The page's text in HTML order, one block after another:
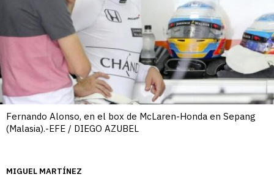
Fernando Alonso, en el box de McLaren-Honda en Sepang
(Malasia).-EFE / DIEGO AZUBEL
MIGUEL MARTÍNEZ